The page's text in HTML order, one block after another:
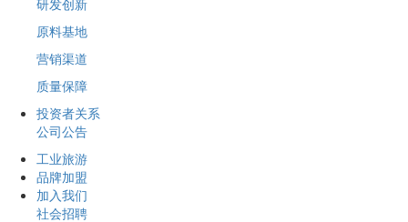
原料基地
营销渠道
质量保障
投资者关系
公司公告
工业旅游
品牌加盟
加入我们
社会招聘